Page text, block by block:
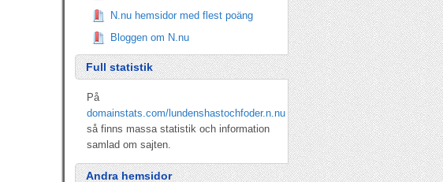
N.nu hemsidor med flest poäng
Bloggen om N.nu
Full statistik
På
domainstats.com/lundenshastochfoder.n.nu
så finns massa statistik och information
samlad om sajten.
Andra hemsidor